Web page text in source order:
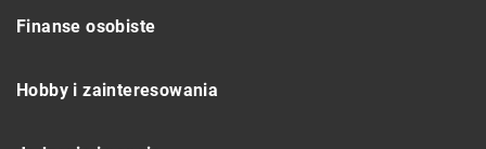
Finanse osobiste
Hobby i zainteresowania